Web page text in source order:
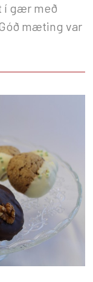
í gær með
mæting var